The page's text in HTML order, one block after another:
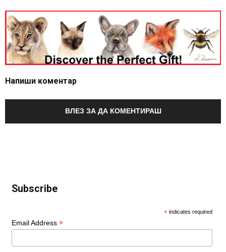
Напиши коментар
ВЛЕЗ ЗА ДА КОМЕНТИРАШ
Subscribe
* indicates required
Email Address *